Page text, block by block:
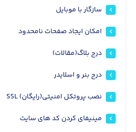
سازگار با موبایل
امکان ایجاد صفحات نامحدود
درج بلاگ(مقالات)
درج بنر و اسلایدر
نصب پروتکل امنیتی(رایگان) SSL
مینیفای کردن کد های سایت